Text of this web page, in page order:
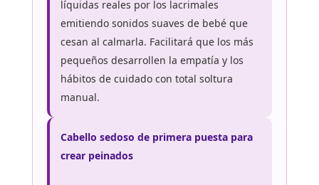
líquidas reales por los lacrimales
emitiendo sonidos suaves de bebé que
cesan al calmarla. Facilitará que los más
pequeños desarrollen la empatía y los
hábitos de cuidado con total soltura
manual.
Cabello sedoso de primera puesta para
crear peinados